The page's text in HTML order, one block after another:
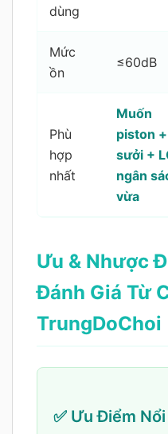
dùng
Mức
ồn
≤60dB
Phù
hợp
nhất
Muốn
piston +
sưởi +
ngân
vừa
Ưu & Nhược
Đánh Giá Từ
TrungDoChoi
✅ Ưu Điểm